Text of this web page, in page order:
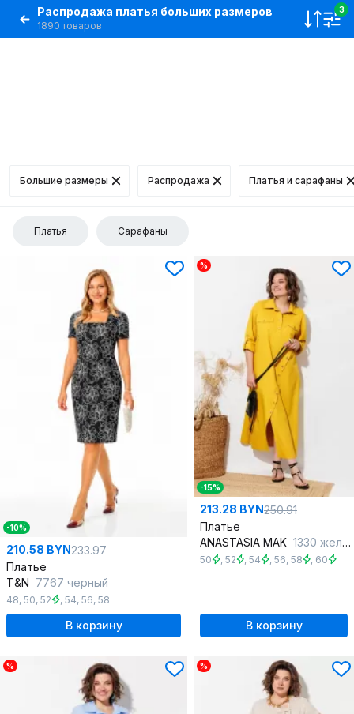
Распродажа платья больших размеров
1890 товаров
3
Большие размеры Распродажа Платья и сарафаны
Платья Сарафаны
-10%
210.58 BYN233.97
Платье
T&N 7767 черный
48, 50, 52 , 54, 56, 58
В корзину
%
-15%
213.28 BYN250.91
Платье
ANASTASIA MAK 1330 желтый
50 , 52 , 54 , 56, 58 , 60
В корзину
% %